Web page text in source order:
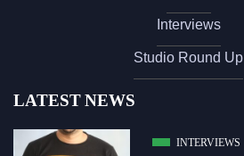
Interviews
Studio Round Up
LATEST NEWS
INTERVIEWS